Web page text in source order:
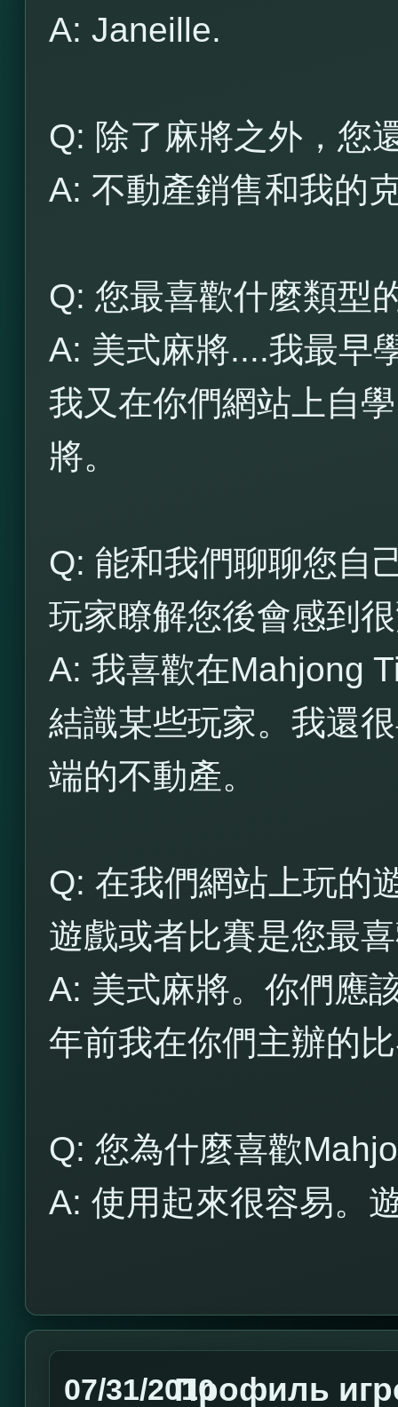
A: Janeille.
Q: 除了麻將之外，您
A: 不動產銷售和我的
Q: 您最喜歡什麼類型
A: 美式麻將....我最早
我又在你們網站上自
將。
Q: 能和我們聊聊您自
玩家瞭解您後會感到
A: 我喜歡在Mahjong
結識某些玩家。我還
端的不動產。
Q: 在我們網站上玩的
遊戲或者比賽是您最
A: 美式麻將。你們應
年前我在你們主辦的
Q: 您為什麼喜歡
A: 使用起來很容易。
07/31/2010Профиль